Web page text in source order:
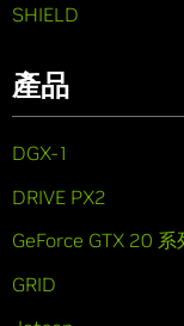
SHIELD
產品
DGX-1
DRIVE PX2
GeForce GTX 20 系
GRID